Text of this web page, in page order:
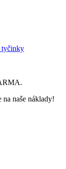
tyčinky
naše náklady!